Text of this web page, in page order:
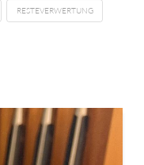
RESTEVERWERTUNG